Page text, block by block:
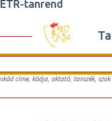
tanrend
címe, kódja, oktató, tanszék,